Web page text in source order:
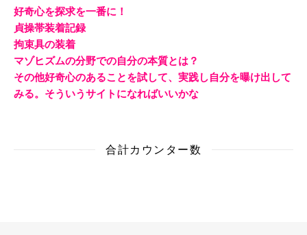
好奇心を探求を一番に！
貞操帯装着記録
拘束具の装着
マゾヒズムの分野での自分の本質とは？
その他好奇心のあることを試して、実践し自分を曝け出して
みる。そういうサイトになればいいかな
合計カウンター数